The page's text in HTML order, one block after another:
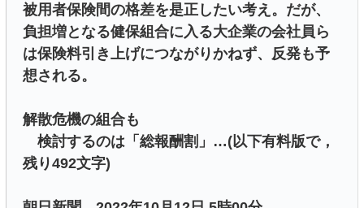
被用者保険間の格差を是正したい考え。だが、
負担増となる健保組合に入る大企業の会社員ら
は保険料引き上げにつながりかねず、反発も予
想される。
解散危機の組合も
検討するのは「総報酬割」…(以下有料版で，
残り492文字)